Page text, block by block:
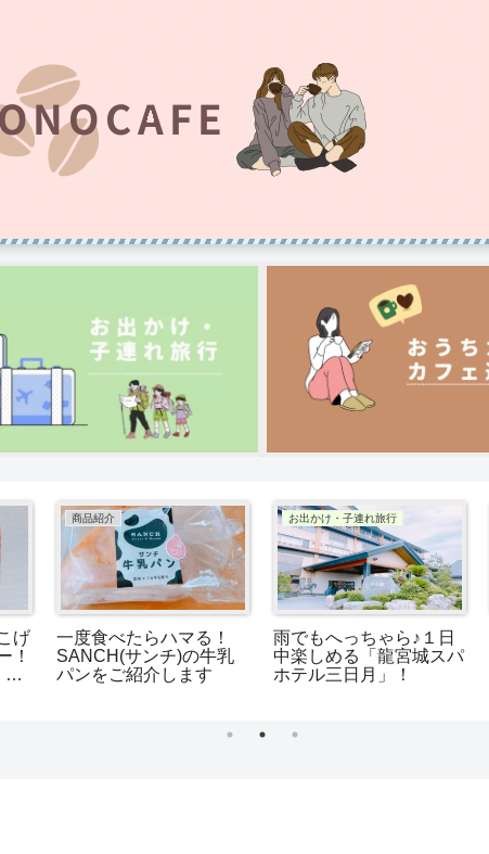
ス
ス
コストコ
【コストコ】温めるだけ
簡単！絶品パスタ「トマ
ト＆マスカルポーネチー
コストコ
【コストコ】もっちり食
感が堪らない！「もちも
ちじゃがまん」